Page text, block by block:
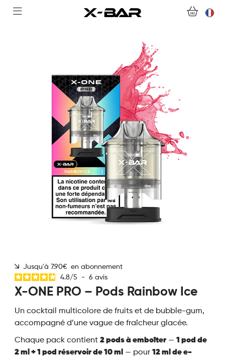
NOUS CONTACTER
FOIRE AUX QUESTIONS
DEVENIR REVENDEUR
MON COMPTE
Jusqu'à 7.90€ en abonnement
4.8/5 - 6 avis
X-ONE PRO – Pods Rainbow Ice
Un cocktail multicolore de fruits et de bubble-gum,
accompagné d’une vague de fraîcheur glacée.
Chaque pack contient 2 pods à emboîter— 1 pod de
2 ml + 1 pod réservoir de 10 ml
— pour 12 ml de e-